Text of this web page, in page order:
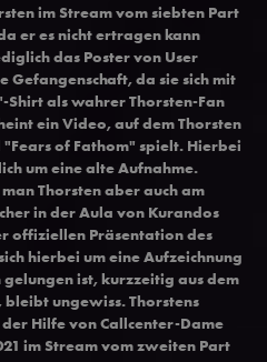
im Stream vom siebten Part
er es nicht ertragen kann
das Poster von User
Gefangenschaft, da sie sich mit
Shirt als wahrer Thorsten-Fan
einVideo, auf dem Thorsten
"Fears of Fathom" spielt. Hierbei
um eine alte Aufnahme.
Thorsten aber auch am
in der Aula von Kurandos
offiziellen Präsentation des
hierbei um eine Aufzeichnung
ist, kurzzeitig aus dem
ungewiss. Thorstens
Hilfe von Callcenter-Dame
im Stream vom zweiten Part